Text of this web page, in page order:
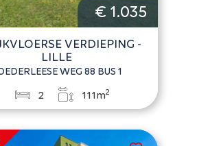
€ 1.035
VERDIEPING -
LILLE
WEG 88 BUS 1
2 111m2